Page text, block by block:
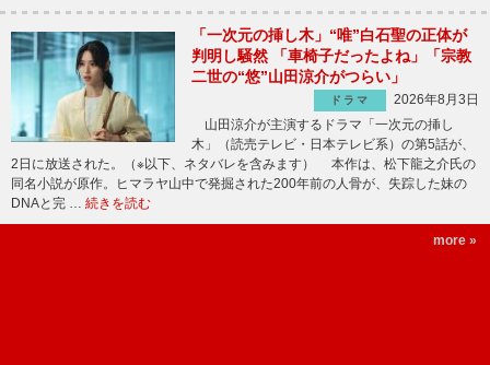
「一次元の挿し木」“唯”白石聖の正体が
判明し騒然 「車椅子だったよね」「宗教
二世の“悠”山田涼介がつらい」
ドラマ
2026年8月3日
山田涼介が主演するドラマ「一次元の挿し
木」（読売テレビ・日本テレビ系）の第5話が、
2日に放送された。（※以下、ネタバレを含みます） 本作は、松下龍之介氏の
同名小説が原作。ヒマラヤ山中で発掘された200年前の人骨が、失踪した妹の
DNAと完 … 続きを読む
more »